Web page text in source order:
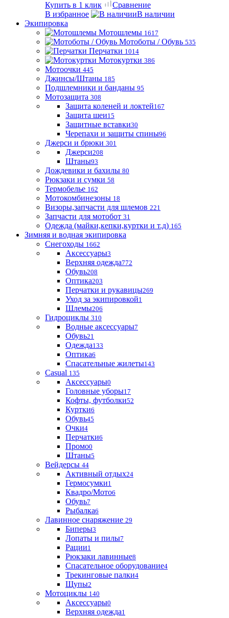
Купить в 1 клик
Сравнение
В избранное
В наличии
Экипировка
Мотошлемы 1617
Мотоботы / Обувь 535
Перчатки 1014
Мотокуртки 386
Мотоочки 445
Джинсы/Штаны 185
Подшлемники и банданы 95
Мотозащита 308
Защита коленей и локтей167
Защита шеи15
Защитные вставки30
Черепахи и защиты спины96
Джерси и брюки 301
Джерси208
Штаны93
Дождевики и бахилы 80
Рюкзаки и сумки 58
Термобелье 162
Мотокомбинезоны 18
Визоры,запчасти для шлемов 221
Запчасти для мотобот 31
Одежда (майки,кепки,куртки и т.д) 165
Зимняя и водная экипировка
Снегоходы 1662
Аксессуары3
Верхняя одежда772
Обувь208
Оптика203
Перчатки и рукавицы269
Уход за экипировкой1
Шлемы206
Гидроциклы 310
Водные аксессуары7
Обувь21
Одежда133
Оптика6
Спасательные жилеты143
Casual 135
Аксессуары0
Головные уборы17
Кофты, футболки52
Куртки6
Обувь45
Очки4
Перчатки6
Промо0
Штаны5
Вейдерсы 44
Активный отдых24
Гермосумки1
Квадро/Мото6
Обувь7
Рыбалка6
Лавинное снаряжение 29
Биперы3
Лопаты и пилы7
Рации1
Рюкзаки лавинные8
Спасательное оборудование4
Трекинговые палки4
Щупы2
Мотоциклы 140
Аксессуары0
Верхняя одежда1